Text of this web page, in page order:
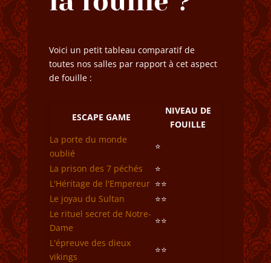
Voici un petit tableau comparatif de
toutes nos salles par rapport à cet aspect
de fouille :
ESCAPE GAME
NIVEAU DE
FOUILLE
La porte du monde
oublié
⭐
La prison des 7 péchés
⭐
L'Héritage de l'Empereur ⭐⭐
Le joyau du Sultan
⭐⭐
Le rituel secret de Notre-
Dame
⭐⭐
L'épreuve des dieux
vikings
⭐⭐